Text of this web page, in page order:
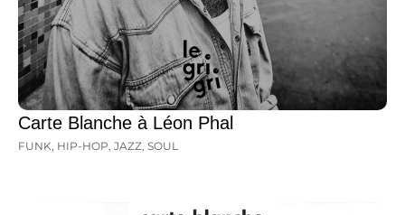
Carte Blanche à Léon Phal
FUNK, HIP-HOP, JAZZ, SOUL